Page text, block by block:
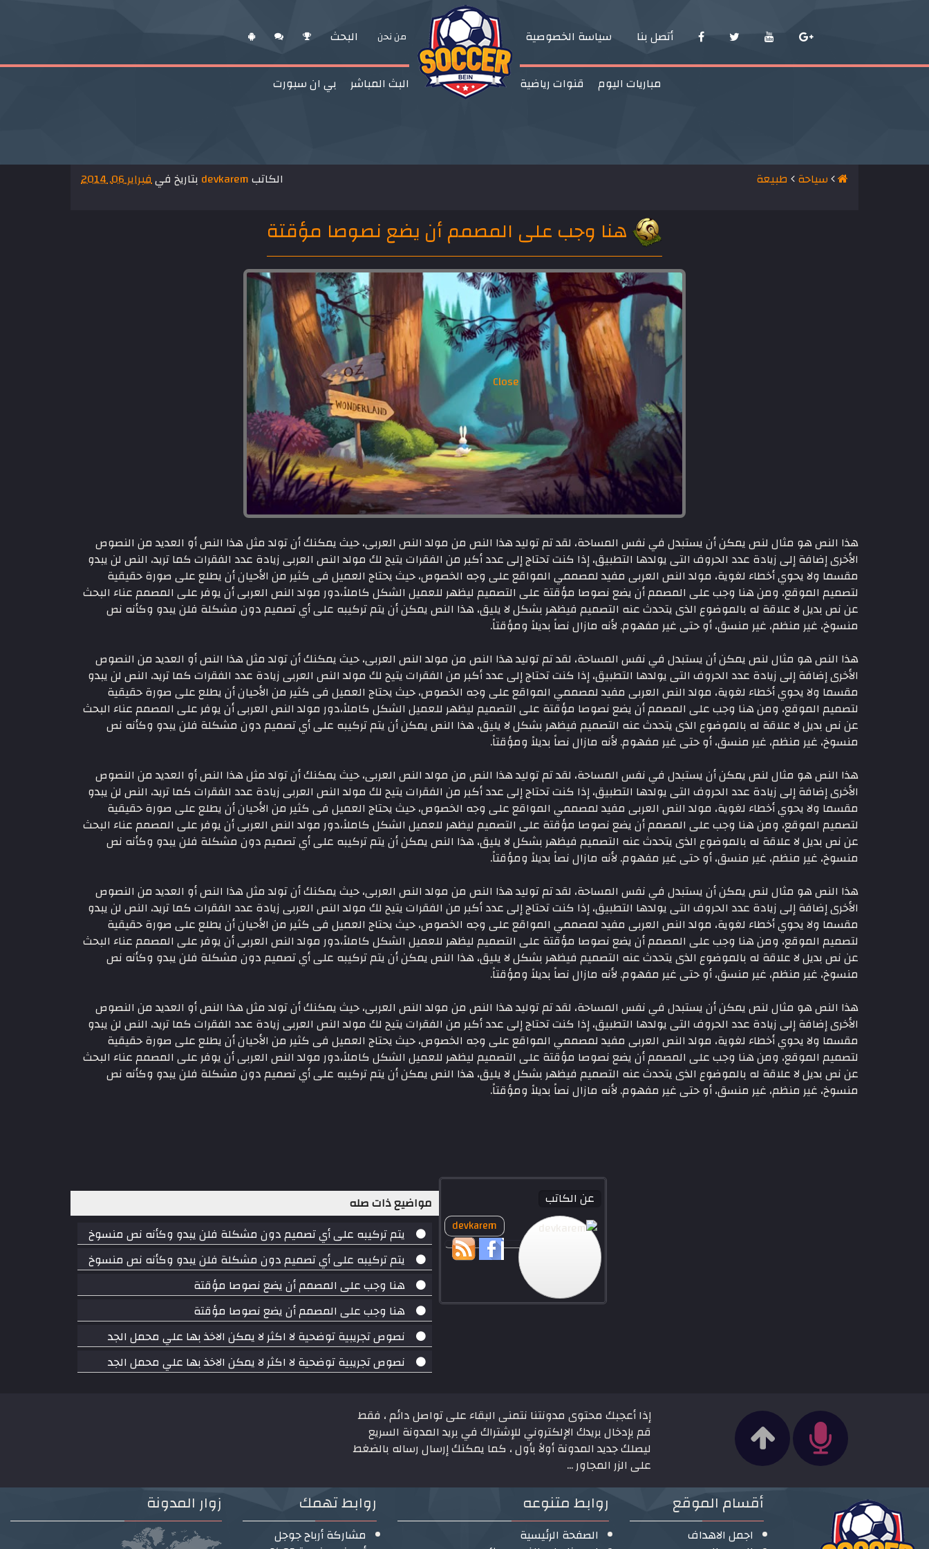
البحث من نحن أتصل بنا سياسة الخصوصية
بي ان سبورت البث المباشر قنوات رياضية مباريات اليوم
سياحة طبيعة الكاتبdevkarem بتاريخ فيفبراير 06, 2014
هنا وجب على المصمم أن يضع نصوصا مؤقتة
Close
هذا النص هو مثال لنص يمكن أن يستبدل في نفس المساحة، لقد تم توليد هذا النص من مولد النص العربى، حيث يمكنك أن تولد مثل هذا النص أو العديد من النصوص
الأخرى إضافة إلى زيادة عدد الحروف التى يولدها التطبيق، إذا كنت تحتاج إلى عدد أكبر من الفقرات يتيح لك مولد النص العربى زيادة عدد الفقرات كما تريد، النص لن يبدو
مقسما ولا يحوي أخطاء لغوية، مولد النص العربى مفيد لمصممي المواقع على وجه الخصوص، حيث يحتاج العميل فى كثير من الأحيان أن يطلع على صورة حقيقية
لتصميم الموقع، ومن هنا وجب على المصمم أن يضع نصوصا مؤقتة على التصميم ليظهر للعميل الشكل كاملاً،دور مولد النص العربى أن يوفر على المصمم عناء البحث
عن نص بديل لا علاقة له بالموضوع الذى يتحدث عنه التصميم فيظهر بشكل لا يليق، هذا النص يمكن أن يتم تركيبه على أي تصميم دون مشكلة فلن يبدو وكأنه نص
منسوخ، غير منظم، غير منسق، أو حتى غير مفهوم. لأنه مازال نصاً بديلاً ومؤقتاً.
هذا النص هو مثال لنص يمكن أن يستبدل في نفس المساحة، لقد تم توليد هذا النص من مولد النص العربى، حيث يمكنك أن تولد مثل هذا النص أو العديد من النصوص
الأخرى إضافة إلى زيادة عدد الحروف التى يولدها التطبيق، إذا كنت تحتاج إلى عدد أكبر من الفقرات يتيح لك مولد النص العربى زيادة عدد الفقرات كما تريد، النص لن يبدو
مقسما ولا يحوي أخطاء لغوية، مولد النص العربى مفيد لمصممي المواقع على وجه الخصوص، حيث يحتاج العميل فى كثير من الأحيان أن يطلع على صورة حقيقية
لتصميم الموقع، ومن هنا وجب على المصمم أن يضع نصوصا مؤقتة على التصميم ليظهر للعميل الشكل كاملاً،دور مولد النص العربى أن يوفر على المصمم عناء البحث
عن نص بديل لا علاقة له بالموضوع الذى يتحدث عنه التصميم فيظهر بشكل لا يليق، هذا النص يمكن أن يتم تركيبه على أي تصميم دون مشكلة فلن يبدو وكأنه نص
منسوخ، غير منظم، غير منسق، أو حتى غير مفهوم. لأنه مازال نصاً بديلاً ومؤقتاً.
هذا النص هو مثال لنص يمكن أن يستبدل في نفس المساحة، لقد تم توليد هذا النص من مولد النص العربى، حيث يمكنك أن تولد مثل هذا النص أو العديد من النصوص
الأخرى إضافة إلى زيادة عدد الحروف التى يولدها التطبيق، إذا كنت تحتاج إلى عدد أكبر من الفقرات يتيح لك مولد النص العربى زيادة عدد الفقرات كما تريد، النص لن يبدو
مقسما ولا يحوي أخطاء لغوية، مولد النص العربى مفيد لمصممي المواقع على وجه الخصوص، حيث يحتاج العميل فى كثير من الأحيان أن يطلع على صورة حقيقية
لتصميم الموقع، ومن هنا وجب على المصمم أن يضع نصوصا مؤقتة على التصميم ليظهر للعميل الشكل كاملاً،دور مولد النص العربى أن يوفر على المصمم عناء البحث
عن نص بديل لا علاقة له بالموضوع الذى يتحدث عنه التصميم فيظهر بشكل لا يليق، هذا النص يمكن أن يتم تركيبه على أي تصميم دون مشكلة فلن يبدو وكأنه نص
منسوخ، غير منظم، غير منسق، أو حتى غير مفهوم. لأنه مازال نصاً بديلاً ومؤقتاً.
هذا النص هو مثال لنص يمكن أن يستبدل في نفس المساحة، لقد تم توليد هذا النص من مولد النص العربى، حيث يمكنك أن تولد مثل هذا النص أو العديد من النصوص
الأخرى إضافة إلى زيادة عدد الحروف التى يولدها التطبيق، إذا كنت تحتاج إلى عدد أكبر من الفقرات يتيح لك مولد النص العربى زيادة عدد الفقرات كما تريد، النص لن يبدو
مقسما ولا يحوي أخطاء لغوية، مولد النص العربى مفيد لمصممي المواقع على وجه الخصوص، حيث يحتاج العميل فى كثير من الأحيان أن يطلع على صورة حقيقية
لتصميم الموقع، ومن هنا وجب على المصمم أن يضع نصوصا مؤقتة على التصميم ليظهر للعميل الشكل كاملاً،دور مولد النص العربى أن يوفر على المصمم عناء البحث
عن نص بديل لا علاقة له بالموضوع الذى يتحدث عنه التصميم فيظهر بشكل لا يليق، هذا النص يمكن أن يتم تركيبه على أي تصميم دون مشكلة فلن يبدو وكأنه نص
منسوخ، غير منظم، غير منسق، أو حتى غير مفهوم. لأنه مازال نصاً بديلاً ومؤقتاً.
هذا النص هو مثال لنص يمكن أن يستبدل في نفس المساحة، لقد تم توليد هذا النص من مولد النص العربى، حيث يمكنك أن تولد مثل هذا النص أو العديد من النصوص
الأخرى إضافة إلى زيادة عدد الحروف التى يولدها التطبيق، إذا كنت تحتاج إلى عدد أكبر من الفقرات يتيح لك مولد النص العربى زيادة عدد الفقرات كما تريد، النص لن يبدو
مقسما ولا يحوي أخطاء لغوية، مولد النص العربى مفيد لمصممي المواقع على وجه الخصوص، حيث يحتاج العميل فى كثير من الأحيان أن يطلع على صورة حقيقية
لتصميم الموقع، ومن هنا وجب على المصمم أن يضع نصوصا مؤقتة على التصميم ليظهر للعميل الشكل كاملاً،دور مولد النص العربى أن يوفر على المصمم عناء البحث
عن نص بديل لا علاقة له بالموضوع الذى يتحدث عنه التصميم فيظهر بشكل لا يليق، هذا النص يمكن أن يتم تركيبه على أي تصميم دون مشكلة فلن يبدو وكأنه نص
منسوخ، غير منظم، غير منسق، أو حتى غير مفهوم. لأنه مازال نصاً بديلاً ومؤقتاً.
عن الكاتب
devkarem
مواضيع ذات صله
يتم تركيبه على أي تصميم دون مشكلة فلن يبدو وكأنه نص منسوخ
يتم تركيبه على أي تصميم دون مشكلة فلن يبدو وكأنه نص منسوخ
هنا وجب على المصمم أن يضع نصوصا مؤقتة
هنا وجب على المصمم أن يضع نصوصا مؤقتة
نصوص تجريبية توضحية لا اكثر لا يمكن الاخذ بها علي محمل الجد
نصوص تجريبية توضحية لا اكثر لا يمكن الاخذ بها علي محمل الجد
إذا أعجبك محتوى مدونتنا نتمنى البقاء على تواصل دائم ، فقط
قم بإدخال بريدك الإلكتروني للإشتراك في بريد المدونة السريع
ليصلك جديد المدونة أولاً بأول ، كما يمكنك إرسال رساله بالضغط
على الزر المجاور ...
أقسام الموقع
اجمل الاهداف
روابط متنوعه
الصفحة الرئيسية
روابط تهمك
مشاركة أرباح جوجل
زوار المدونة